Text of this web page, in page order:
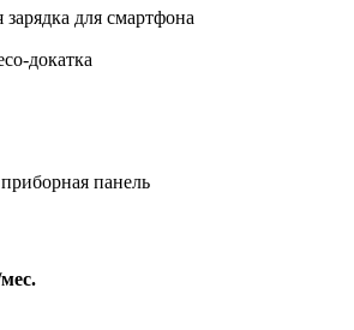
зарядка для смартфона
докатка
панель